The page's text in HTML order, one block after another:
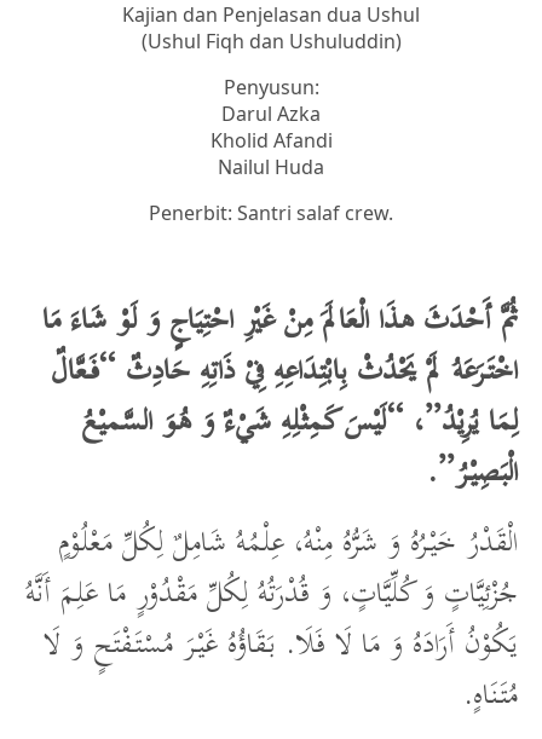
Kajian dan Penjelasan dua Ushul
(Ushul Fiqh dan Ushuluddin)
Penyusun:
Darul Azka
Kholid Afandi
Nailul Huda
Penerbit: Santri salaf crew.
ثُمَّ أَحْدَثَ هذَا الْعَالَمَ مِنْ غَيْرِ احْتِيَاجٍ وَ لَوْ شَاءَ مَا
اخْتَرَعَهُ لَمْ يَحْدُثْ بِابْتِدَاعِهِ فِيْ ذَاتِهِ حَادِثٌ “فَعَّالٌ
لِمَا يُرِيْدُ”، “لَيْسَ كَمِثْلِهِ شَيْءٌ وَ هُوَ السَّميْعُ
الْبَصِيْرُ”.
الْقَدْرُ خَيْرُهُ وَ شَرُّهُ مِنْهُ، عِلْمُهُ شَامِلٌ لِكُلِّ مَعْلُوْمٍ
جُزْئِيَّاتٍ وَ كُلِّيَّاتٍ، وَ قُدْرَتُهُ لِكُلِّ مَقْدُوْرٍ مَا عَلِمَ أَنَّهُ
يَكُوْنُ أَرَادَهُ وَ مَا لَا فَلَا. بَقَاؤُهُ غَيْرَ مُسْتَفْتَحٍ وَ لَا
مُتَنَاهٍ.